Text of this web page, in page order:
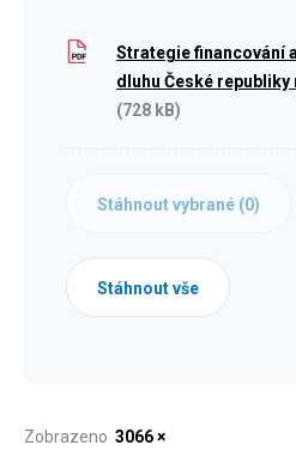
Strategie financování
dluhu České republiky
(728 kB)
Stáhnout vybrané (0)
Stáhnout vše
Zobrazeno 3066 ×